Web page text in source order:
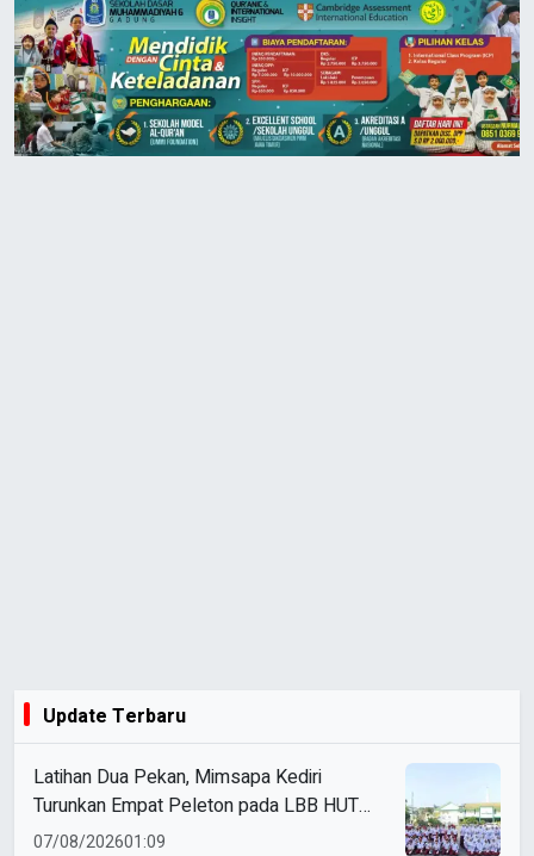
Update Terbaru
Latihan Dua Pekan, Mimsapa Kediri
Turunkan Empat Peleton pada LBB HUT
Ke-81 RI Kecamatan Pare
07/08/202601:09